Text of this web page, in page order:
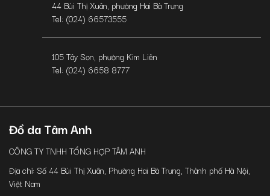
44 Bùi Thị Xuân, phường Hai Bà Trưng
Tel: (024) 66573555
105 Tây Sơn, phường Kim Liên
Tel: (024) 6658 8777
Đồ da Tâm Anh
CÔNG TY TNHH TỔNG HỢP TÂM ANH
Địa chỉ: Số 44 Bùi Thị Xuân, Phường Hai Bà Trưng, Thành phố Hà Nội,
Việt Nam